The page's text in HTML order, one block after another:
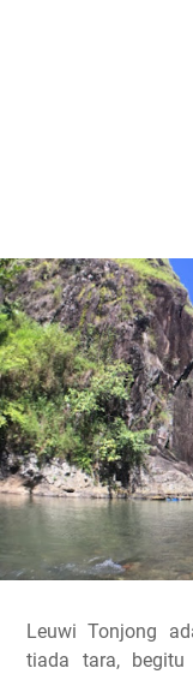
Leuwi Tonjong
tiada tara,